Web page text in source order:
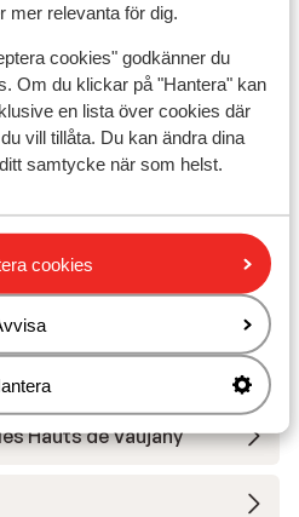
mer relevanta för dig.
cookies" godkänner du
Om du klickar på "Hantera" kan
en lista över cookies där
vill tillåta. Du kan ändra dina
samtycke när som helst.
cookies
A
l'Eclose
Hauts de Vaujany